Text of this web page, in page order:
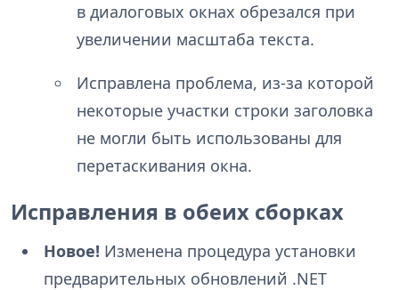
в диалоговых окнах обрезался при
увеличении масштаба текста.
Исправлена проблема, из-за которой
некоторые участки строки заголовка
не могли быть использованы для
перетаскивания окна.
Исправления в обеих сборках
Новое! Изменена процедура установки
предварительных обновлений .NET